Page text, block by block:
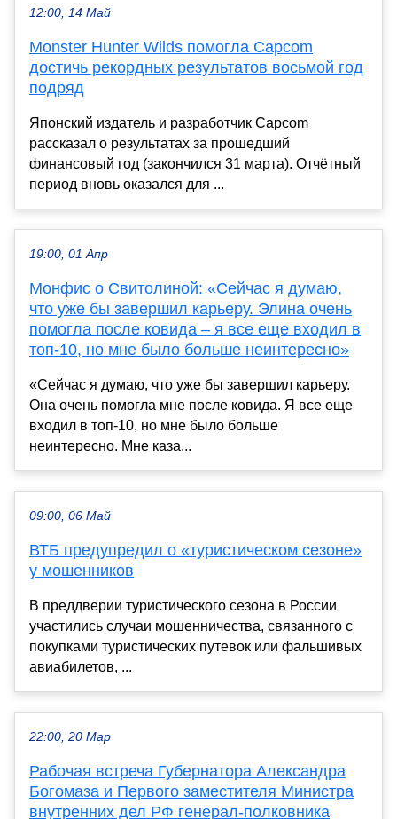
12:00, 14 Май
Monster Hunter Wilds помогла Capcom
достичь рекордных результатов восьмой год
подряд
Японский издатель и разработчик Capcom
рассказал о результатах за прошедший
финансовый год (закончился 31 марта). Отчётный
период вновь оказался для ...
19:00, 01 Апр
Монфис о Свитолиной: «Сейчас я думаю,
что уже бы завершил карьеру. Элина очень
помогла после ковида – я все еще входил в
топ-10, но мне было больше неинтересно»
«Сейчас я думаю, что уже бы завершил карьеру.
Она очень помогла мне после ковида. Я все еще
входил в топ-10, но мне было больше
неинтересно. Мне каза...
09:00, 06 Май
ВТБ предупредил о «туристическом сезоне»
у мошенников
В преддверии туристического сезона в России
участились случаи мошенничества, связанного с
покупками туристических путевок или фальшивых
авиабилетов, ...
22:00, 20 Мар
Рабочая встреча Губернатора Александра
Богомаза и Первого заместителя Министра
внутренних дел РФ генерал-полковника